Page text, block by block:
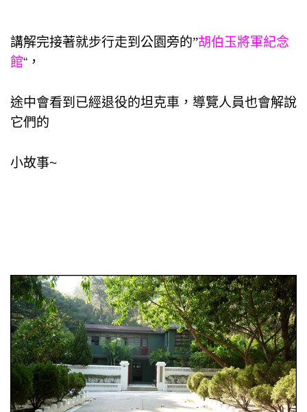
講解完接著就步行走到公園旁的”胡伯玉將軍紀念
館“ ，
途中會看到已經退役的坦克車，導覽人員也會解說
它們的
小故事~